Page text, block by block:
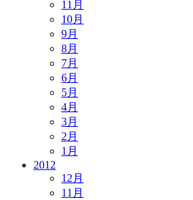
11月
10月
9月
8月
7月
6月
5月
4月
3月
2月
1月
2012
12月
11月